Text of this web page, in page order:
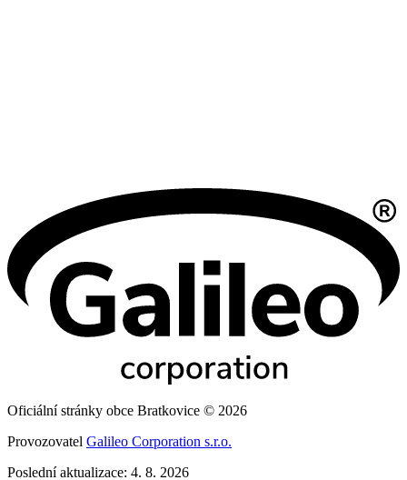
Oficiální stránky obce Bratkovice © 2026
Provozovatel Galileo Corporation s.r.o.
Poslední aktualizace: 4. 8. 2026